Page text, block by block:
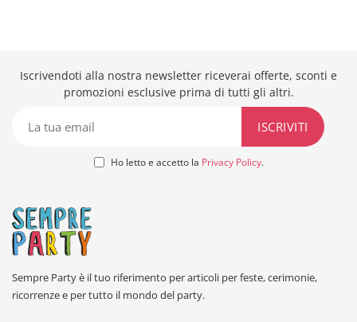
Iscrivendoti alla nostra newsletter riceverai offerte, sconti e
promozioni esclusive prima di tutti gli altri.
Ho letto e accetto la Privacy Policy.
Sempre Party è il tuo riferimento per articoli per feste, cerimonie,
ricorrenze e per tutto il mondo del party.